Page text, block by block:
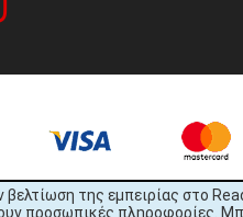
βελτίωση της εμπειρίας στο
προσωπικές πληροφορίες.